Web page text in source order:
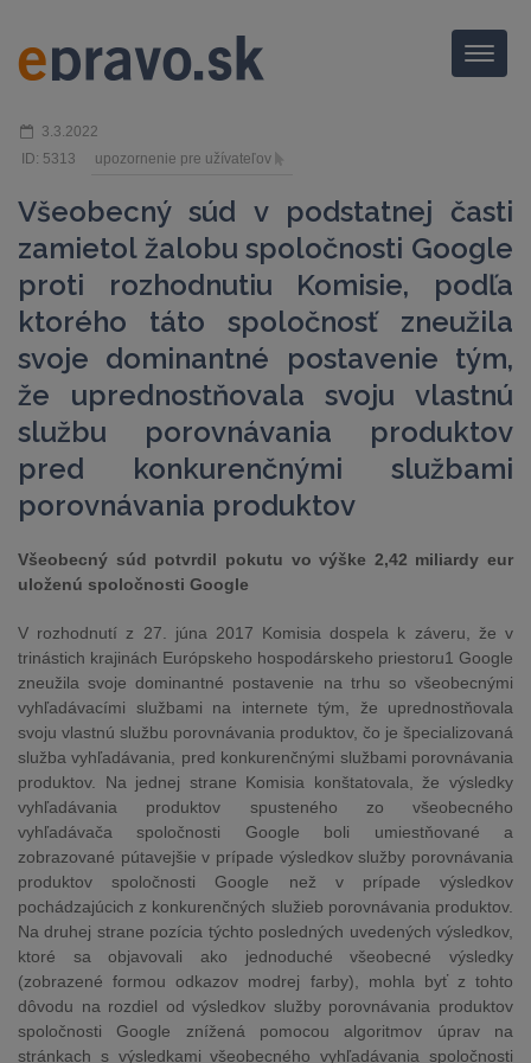
Menu
3.3.2022
ID: 5313
upozornenie pre užívateľov
Všeobecný súd v podstatnej časti
zamietol žalobu spoločnosti Google
proti rozhodnutiu Komisie, podľa
ktorého táto spoločnosť zneužila
svoje dominantné postavenie tým,
že uprednostňovala svoju vlastnú
službu porovnávania produktov
pred konkurenčnými službami
porovnávania produktov
Všeobecný súd potvrdil pokutu vo výške 2,42 miliardy eur
uloženú spoločnosti Google
V rozhodnutí z 27. júna 2017 Komisia dospela k záveru, že v
trinástich krajinách Európskeho hospodárskeho priestoru1 Google
zneužila svoje dominantné postavenie na trhu so všeobecnými
vyhľadávacími službami na internete tým, že uprednostňovala
svoju vlastnú službu porovnávania produktov, čo je špecializovaná
služba vyhľadávania, pred konkurenčnými službami porovnávania
produktov. Na jednej strane Komisia konštatovala, že výsledky
vyhľadávania produktov spusteného zo všeobecného
vyhľadávača spoločnosti Google boli umiestňované a
zobrazované pútavejšie v prípade výsledkov služby porovnávania
produktov spoločnosti Google než v prípade výsledkov
pochádzajúcich z konkurenčných služieb porovnávania produktov.
Na druhej strane pozícia týchto posledných uvedených výsledkov,
ktoré sa objavovali ako jednoduché všeobecné výsledky
(zobrazené formou odkazov modrej farby), mohla byť z tohto
dôvodu na rozdiel od výsledkov služby porovnávania produktov
spoločnosti Google znížená pomocou algoritmov úprav na
stránkach s výsledkami všeobecného vyhľadávania spoločnosti